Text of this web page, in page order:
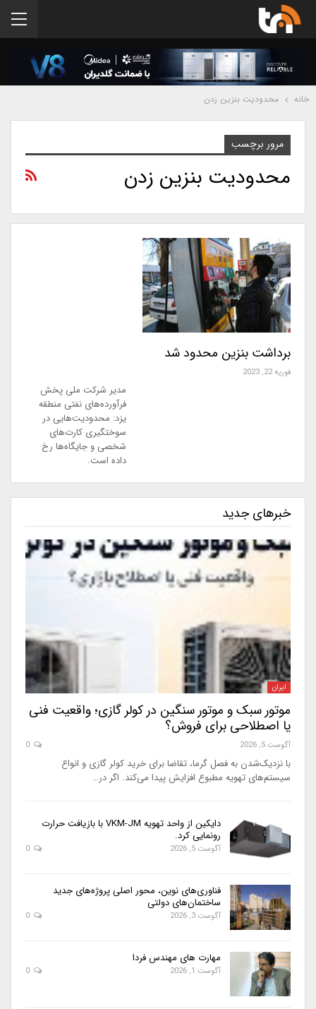
خانه محدودیت بنزین زدن
مرور برچسب
محدودیت بنزین زدن
برداشت بنزین محدود شد
فوریه 22, 2023
مدیر شرکت ملی پخش
فرآورده‌های نفتی منطقه
یزد: محدودیت‌هایی در
سوختگیری کارت‌های
شخصی و جایگاه‌ها رخ
داده است.
خبرهای جدید
ایران
موتور سبک و موتور سنگین در کولر گازی؛ واقعیت فنی
یا اصطلاحی برای فروش؟
آگوست 5, 2026
با نزدیک‌شدن به فصل گرما، تقاضا برای خرید کولر گازی و انواع
سیستم‌های تهویه مطبوع افزایش پیدا می‌کند. اگر در…
دایکین از واحد تهویه VKM-JM با بازیافت حرارت
رونمایی کرد.
آگوست 5, 2026
فناوری‌های نوین، محور اصلی پروژه‌های جدید
ساختمان‌های دولتی
آگوست 3, 2026
مهارت های مهندس فردا
آگوست 1, 2026